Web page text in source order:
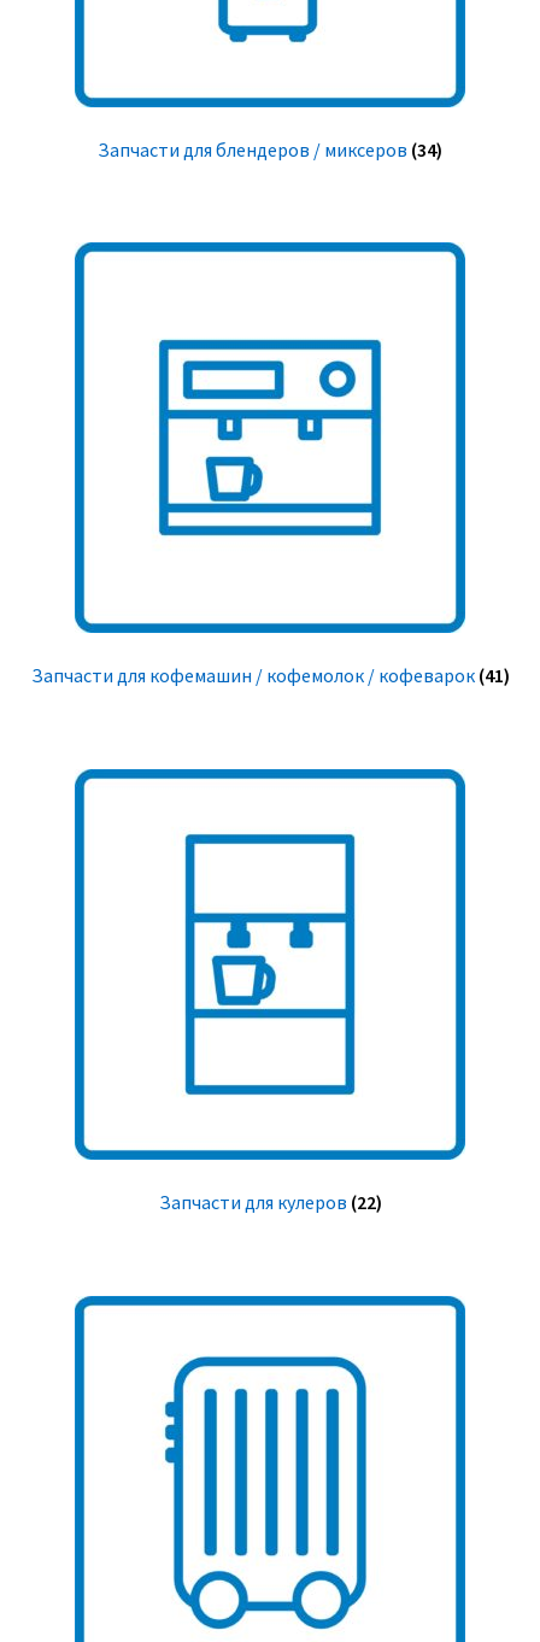
Запчасти для блендеров / миксеров (34)
Запчасти для кофемашин / кофемолок / кофеварок (41)
Запчасти для кулеров (22)